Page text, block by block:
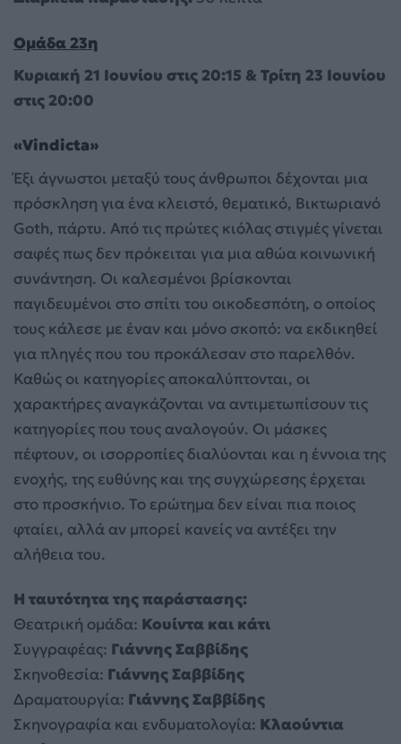
Ομάδα 23η
Κυριακή 21 Ιουνίου στις 20:15 & Τρίτη 23 Ιουνίου
στις 20:00
«Vindicta»
Έξι άγνωστοι μεταξύ τους άνθρωποι δέχονται μια
πρόσκληση για ένα κλειστό, θεματικό, Βικτωριανό
Goth, πάρτυ. Από τις πρώτες κιόλας στιγμές γίνεται
σαφές πως δεν πρόκειται για μια αθώα κοινωνική
συνάντηση. Οι καλεσμένοι βρίσκονται
παγιδευμένοι στο σπίτι του οικοδεσπότη, ο οποίος
τους κάλεσε με έναν και μόνο σκοπό: να εκδικηθεί
για πληγές που του προκάλεσαν στο παρελθόν.
Καθώς οι κατηγορίες αποκαλύπτονται, οι
χαρακτήρες αναγκάζονται να αντιμετωπίσουν τις
κατηγορίες που τους αναλογούν. Οι μάσκες
πέφτουν, οι ισορροπίες διαλύονται και η έννοια της
ενοχής, της ευθύνης και της συγχώρεσης έρχεται
στο προσκήνιο. Το ερώτημα δεν είναι πια ποιος
φταίει, αλλά αν μπορεί κανείς να αντέξει την
αλήθεια του.
Η ταυτότητα της παράστασης:
Θεατρική ομάδα: Κουίντα και κάτι
Συγγραφέας: Γιάννης Σαββίδης
Σκηνοθεσία: Γιάννης Σαββίδης
Δραματουργία: Γιάννης Σαββίδης
Σκηνογραφία και ενδυματολογία: Κλαούντια